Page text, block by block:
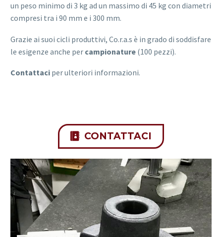
un peso minimo di 3 kg ad un massimo di 45 kg con diametri
compresi tra i 90 mm e i 300 mm.
Grazie ai suoi cicli produttivi, Co.r.a.s è in grado di soddisfare
le esigenze anche per campionature (100 pezzi).
Contattaci per ulteriori informazioni.
CONTATTACI